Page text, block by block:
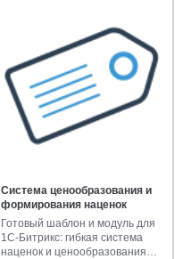
Система ценообразования и
формирования наценок
Готовый шаблон и модуль для
1С-Битрикс: гибкая система
наценок и ценообразования…